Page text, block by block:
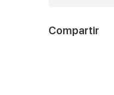
Compartir